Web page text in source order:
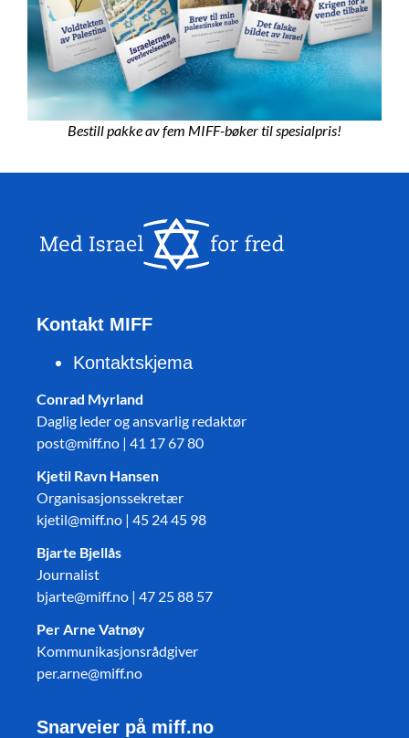
Bestill pakke av fem MIFF-bøker til spesialpris!
Kontakt MIFF
Kontaktskjema
Conrad Myrland
Daglig leder og ansvarlig redaktør
post@miff.no | 41 17 67 80
Kjetil Ravn Hansen
Organisasjonssekretær
kjetil@miff.no | 45 24 45 98
Bjarte Bjellås
Journalist
bjarte@miff.no | 47 25 88 57
Per Arne Vatnøy
Kommunikasjonsrådgiver
per.arne@miff.no
Snarveier på miff.no